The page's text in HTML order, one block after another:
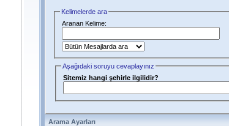
Kelimelerde ara
Aranan Kelime:
Aşağıdaki soruyu cevaplayınız
Sitemiz hangi şehirle ilgilidir?
Arama Ayarları